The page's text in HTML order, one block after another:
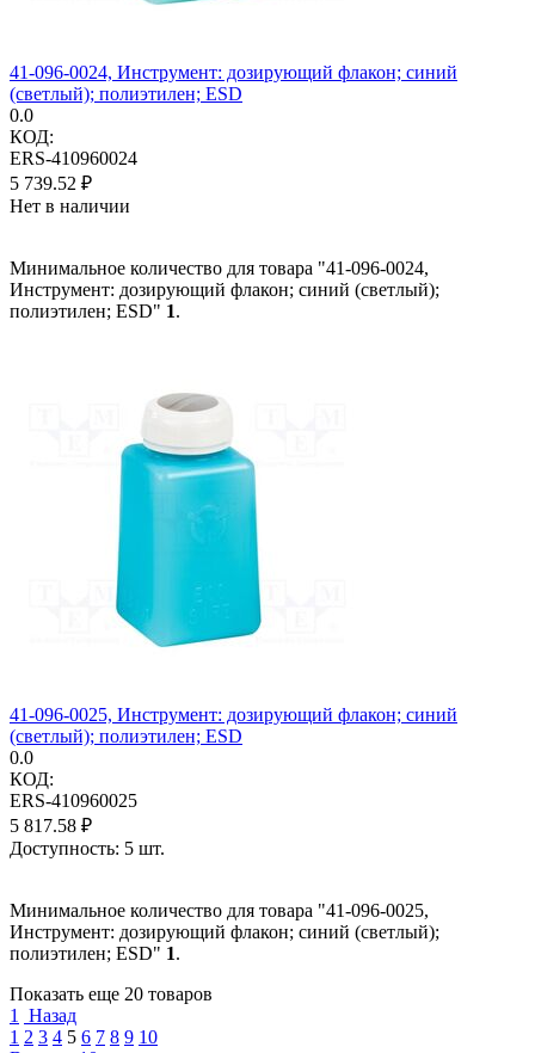
41-096-0024, Инструмент: дозирующий флакон; синий
(светлый); полиэтилен; ESD
0.0
КОД:
ERS-410960024
5 739.52 ₽
Нет в наличии
Минимальное количество для товара "41-096-0024,
Инструмент: дозирующий флакон; синий (светлый);
полиэтилен; ESD" 1.
41-096-0025, Инструмент: дозирующий флакон; синий
(светлый); полиэтилен; ESD
0.0
КОД:
ERS-410960025
5 817.58 ₽
Доступность: 5 шт.
Минимальное количество для товара "41-096-0025,
Инструмент: дозирующий флакон; синий (светлый);
полиэтилен; ESD" 1.
Показать еще 20 товаров
1
Назад
1 2 3 4 5 6 7 8 9 10